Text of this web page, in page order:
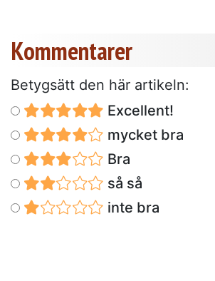
Kommentarer
Betygsätt den här artikeln:
Excellent!
mycket bra
Bra
så så
inte bra